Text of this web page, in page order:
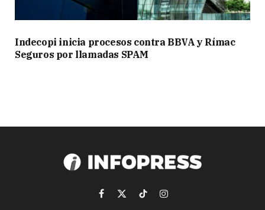
Indecopi inicia procesos contra BBVA y Rímac
Seguros por llamadas SPAM
Facebook
X
TikTokInstagram